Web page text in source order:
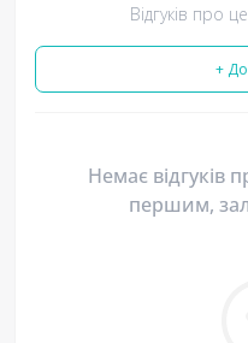
Відгуків про
+
Немає відгуків
першим,